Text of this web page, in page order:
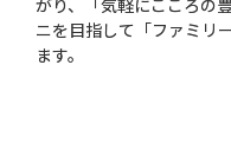
がり、「気軽にこころの
ニを目指して「ファミリ
ます。